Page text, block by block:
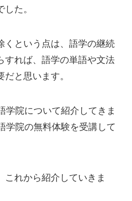
た。
くという点は、語学の継続
すれば、語学の単語や文法
と思います。
学院について紹介してきま
学院の無料体験を受講して
これから紹介していきま